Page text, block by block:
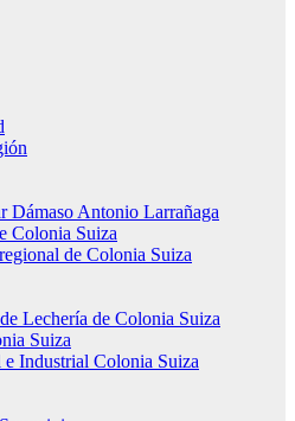
Dámaso Antonio Larrañaga
Colonia Suiza
de Colonia Suiza
Lechería de Colonia Suiza
Suiza
Industrial Colonia Suiza